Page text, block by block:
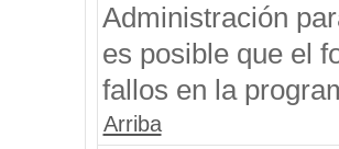
Administración
es posible que el
fallos en la
Arriba